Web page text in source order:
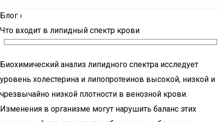
Блог ›
Что входит в липидный спектр крови
Биохимический анализ липидного спектра исследует
уровень холестерина и липопротеинов высокой, низкой и
чрезвычайно низкой плотности в венозной крови.
Изменения в организме могут нарушить баланс этих